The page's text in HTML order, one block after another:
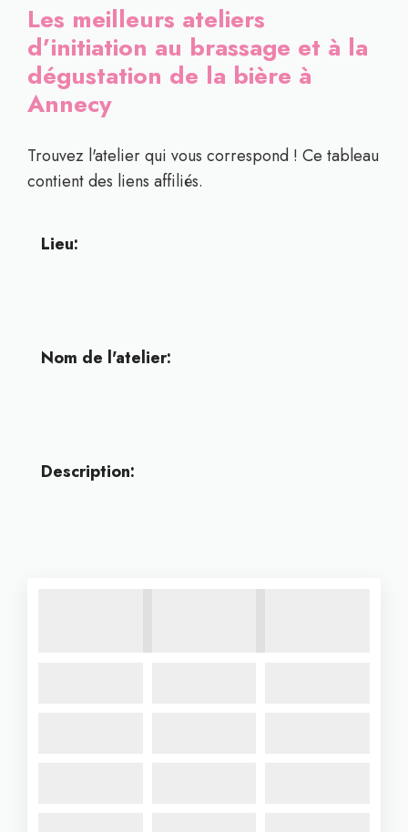
Les meilleurs ateliers
d’initiation au brassage et à la
dégustation de la bière à
Annecy
Trouvez l'atelier qui vous correspond ! Ce tableau
contient des liens affiliés.
Lieu:
Nom de l'atelier:
Description: